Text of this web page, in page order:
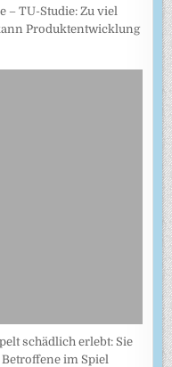
– TU-Studie: Zu viel
Produktentwicklung
schädlich erlebt: Sie
im Spiel